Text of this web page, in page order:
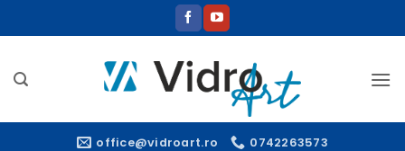
la
office@vidroart.ro 0742263573